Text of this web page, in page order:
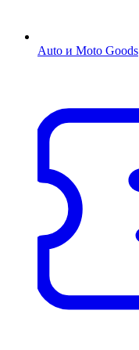
Auto и Moto Goods